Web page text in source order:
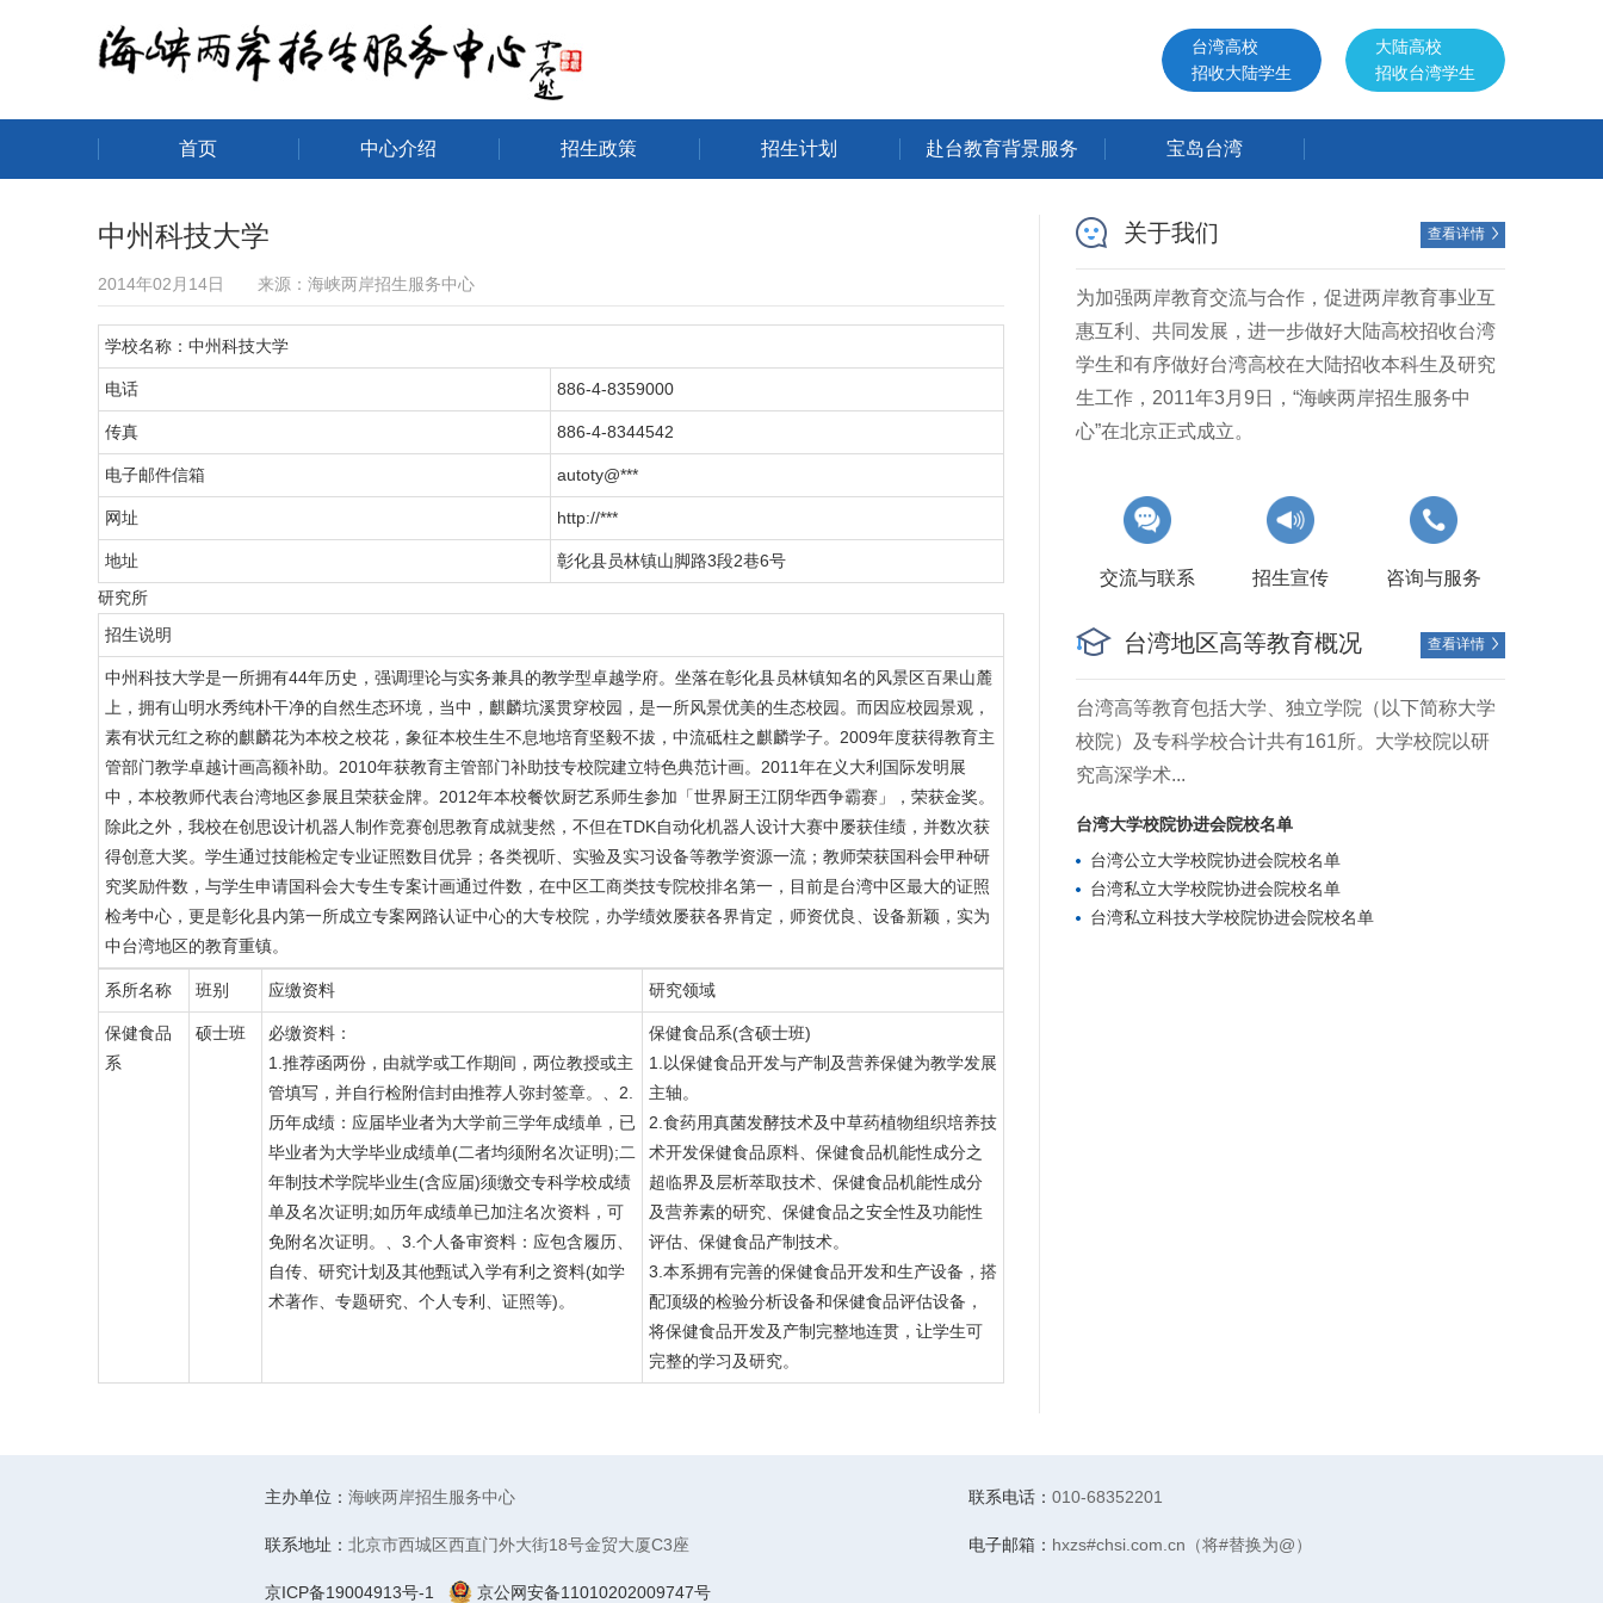
海峡两岸招生服务中心
大陆高校
招收台湾学生
台湾高校
招收大陆学生
首页 中心介绍 招生政策 招生计划 赴台教育背景服务 宝岛台湾
中州科技大学
2014年02月14日 来源：海峡两岸招生服务中心
学校名称：中州科技大学
电话 886-4-8359000
传真 886-4-8344542
电子邮件信箱 autoty@***
网址 http://***
地址
彰化县员林镇山脚路3段2巷6号
研究所
招生说明
中州科技大学是一所拥有44年历史，强调理论与实务兼具的教学型卓越学府。坐落在彰化县员林镇知名的风景区百果山麓
上，拥有山明水秀纯朴干净的自然生态环境，当中，麒麟坑溪贯穿校园，是一所风景优美的生态校园。而因应校园景观，
素有状元红之称的麒麟花为本校之校花，象征本校生生不息地培育坚毅不拔，中流砥柱之麒麟学子。2009年度获得教育主
管部门教学卓越计画高额补助。2010年获教育主管部门补助技专校院建立特色典范计画。2011年在义大利国际发明展
中，本校教师代表台湾地区参展且荣获金牌。2012年本校餐饮厨艺系师生参加「世界厨王江阴华西争霸赛」，荣获金奖。
除此之外，我校在创思设计机器人制作竞赛创思教育成就斐然，不但在TDK自动化机器人设计大赛中屡获佳绩，并数次获
得创意大奖。学生通过技能检定专业证照数目优异；各类视听、实验及实习设备等教学资源一流；教师荣获国科会甲种研
究奖励件数，与学生申请国科会大专生专案计画通过件数，在中区工商类技专院校排名第一，目前是台湾中区最大的证照
检考中心，更是彰化县内第一所成立专案网路认证中心的大专校院，办学绩效屡获各界肯定，师资优良、设备新颖，实为
中台湾地区的教育重镇。
系所名称 班别 应缴资料 研究领域
保健食品
系
硕士班
必缴资料：
1.推荐函两份，由就学或工作期间，两位教授或主
管填写，并自行检附信封由推荐人弥封签章。、2.
历年成绩：应届毕业者为大学前三学年成绩单，已
毕业者为大学毕业成绩单(二者均须附名次证明);二
年制技术学院毕业生(含应届)须缴交专科学校成绩
单及名次证明;如历年成绩单已加注名次资料，可
免附名次证明。、3.个人备审资料：应包含履历、
自传、研究计划及其他甄试入学有利之资料(如学
术著作、专题研究、个人专利、证照等)。
保健食品系(含硕士班)
1.以保健食品开发与产制及营养保健为教学发展
主轴。
2.食药用真菌发酵技术及中草药植物组织培养技
术开发保健食品原料、保健食品机能性成分之
超临界及层析萃取技术、保健食品机能性成分
及营养素的研究、保健食品之安全性及功能性
评估、保健食品产制技术。
3.本系拥有完善的保健食品开发和生产设备，搭
配顶级的检验分析设备和保健食品评估设备，
将保健食品开发及产制完整地连贯，让学生可
完整的学习及研究。
关于我们 查看详情 
为加强两岸教育交流与合作，促进两岸教育事业互
惠互利、共同发展，进一步做好大陆高校招收台湾
学生和有序做好台湾高校在大陆招收本科生及研究
生工作，2011年3月9日，“海峡两岸招生服务中
心”在北京正式成立。
交流与联系 招生宣传 咨询与服务
台湾地区高等教育概况 查看详情 
台湾高等教育包括大学、独立学院（以下简称大学
校院）及专科学校合计共有161所。大学校院以研
究高深学术...
台湾大学校院协进会院校名单
台湾公立大学校院协进会院校名单
台湾私立大学校院协进会院校名单
台湾私立科技大学校院协进会院校名单
主办单位： 海峡两岸招生服务中心 联系电话： 010-68352201
联系地址： 北京市西城区西直门外大街18号金贸大厦C3座 电子邮箱： hxzs#chsi.com.cn（将#替换为@）
京ICP备19004913号-1 京公网安备11010202009747号